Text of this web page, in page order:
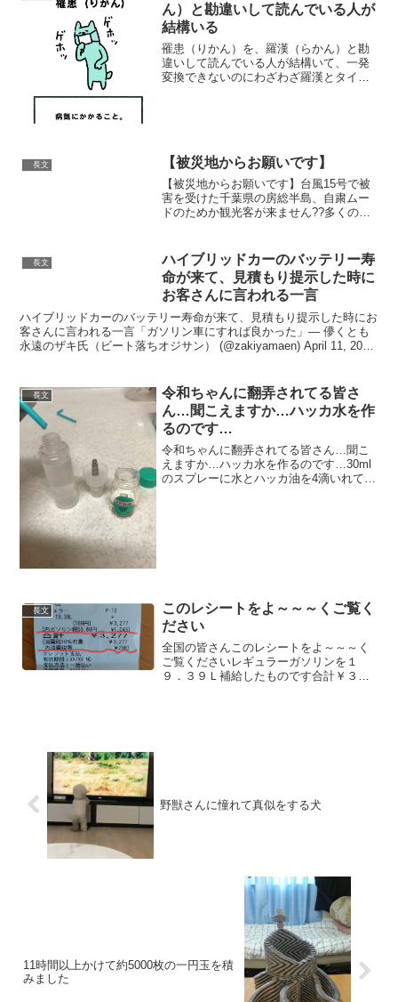
ん）と勘違いして読んでいる人が
結構いる
罹患（りかん）を、羅漢（らかん）と勘
違いして読んでいる人が結構いて、一発
変換できないのにわざわざ羅漢とタイプ
長文 【被災地からお願いです】
【被災地からお願いです】台風15号で被
害を受けた千葉県の房総半島、自粛ムー
ドのためか観光客が来ません??多くのお
い野菜やお魚を沢山おろしています。銘
菓や名物、商品が沢山...
長文
ハイブリッドカーのバッテリー寿
命が来て、見積もり提示した時に
お客さんに言われる一言
ハイブリッドカーのバッテリー寿命が来て、見積もり提示した時にお
客さんに言われる一言「ガソリン車にすれば良かった」— 儚くとも
永遠のザキ氏（ビート落ちオジサン） (@zakiyamaen) April 11, 2021
長文
令和ちゃんに翻弄されてる皆さ
ん…聞こえますか…ハッカ水を作
るのです…
令和ちゃんに翻弄されてる皆さん…聞こ
えますか…ハッカ水を作るのです…30ml
のスプレーに水とハッカ油を4滴いれて振
長文
このレシートをよ～～～くご覧く
ださい
全国の皆さんこのレシートをよ～～～く
ご覧くださいレギュラーガソリンを１
９．３９Ｌ補給したものです合計￥３，
野獣さんに憧れて真似をする犬
11時間以上かけて約5000枚の一円玉を積
みました